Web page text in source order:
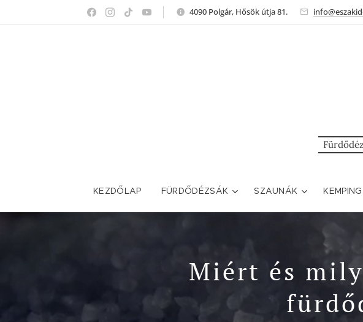
4090 Polgár, Hősök útja 81.
KEZDŐLAP FÜRDŐDÉZSÁK SZAUNÁK
Miért és